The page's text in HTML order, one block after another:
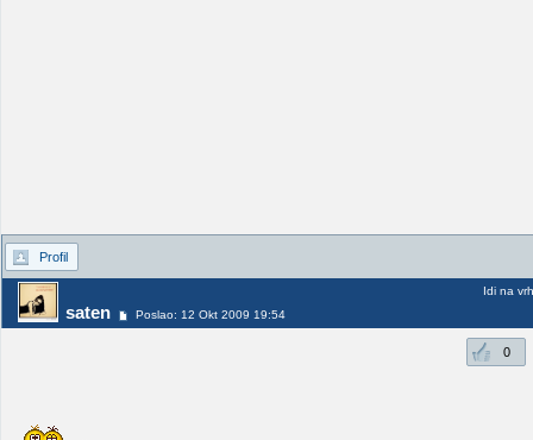
Profil
saten Poslao: 12 Okt 2009 19:54
Idi na vrh
0